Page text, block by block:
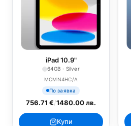
iPad 10.9"
64GB · Silver
MCMN4HC/A
По заявка
756.71 €/1480.00 лв.
Купи